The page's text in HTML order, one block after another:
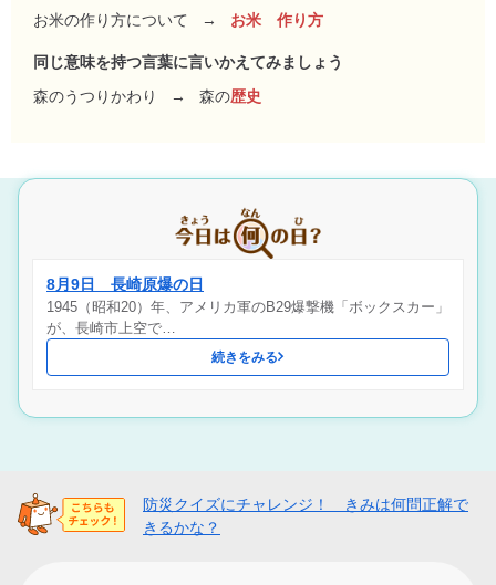
お米の作り方について
→ お米 作り方
同じ意味を持つ言葉に言いかえてみましょう
森のうつりかわり
→ 森の歴史
8月9日 長崎原爆の日
1945（昭和20）年、アメリカ軍のB29爆撃機「ボックスカー」
が、長崎市上空で…
続きをみる
防災クイズにチャレンジ！ きみは何問正解で
きるかな？